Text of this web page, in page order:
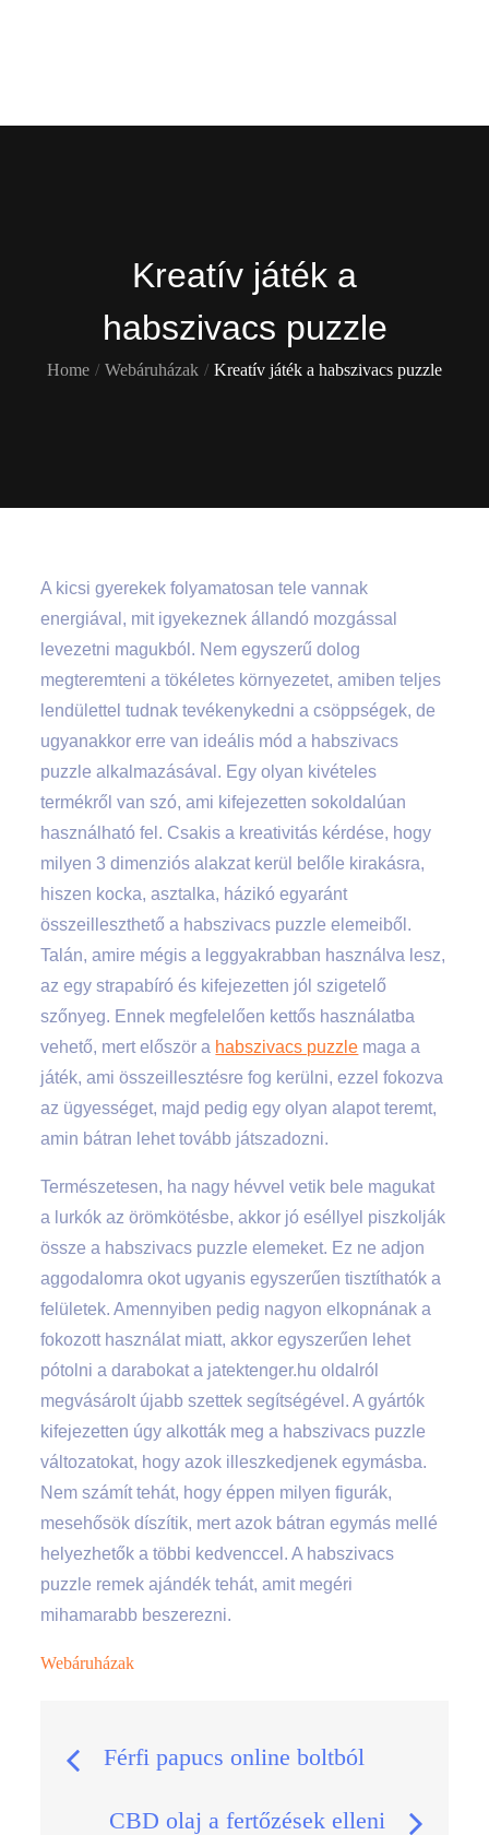
Kreatív játék a
habszivacs puzzle
Home Webáruházak Kreatív játék a habszivacs puzzle
A kicsi gyerekek folyamatosan tele vannak
energiával, mit igyekeznek állandó mozgással
levezetni magukból. Nem egyszerű dolog
megteremteni a tökéletes környezetet, amiben teljes
lendülettel tudnak tevékenykedni a csöppségek, de
ugyanakkor erre van ideális mód a habszivacs
puzzle alkalmazásával. Egy olyan kivételes
termékről van szó, ami kifejezetten sokoldalúan
használható fel. Csakis a kreativitás kérdése, hogy
milyen 3 dimenziós alakzat kerül belőle kirakásra,
hiszen kocka, asztalka, házikó egyaránt
összeilleszthető a habszivacs puzzle elemeiből.
Talán, amire mégis a leggyakrabban használva lesz,
az egy strapabíró és kifejezetten jól szigetelő
szőnyeg. Ennek megfelelően kettős használatba
vehető, mert először a habszivacs puzzle maga a
játék, ami összeillesztésre fog kerülni, ezzel fokozva
az ügyességet, majd pedig egy olyan alapot teremt,
amin bátran lehet tovább játszadozni.
Természetesen, ha nagy hévvel vetik bele magukat
a lurkók az örömkötésbe, akkor jó eséllyel piszkolják
össze a habszivacs puzzle elemeket. Ez ne adjon
aggodalomra okot ugyanis egyszerűen tisztíthatók a
felületek. Amennyiben pedig nagyon elkopnának a
fokozott használat miatt, akkor egyszerűen lehet
pótolni a darabokat a jatektenger.hu oldalról
megvásárolt újabb szettek segítségével. A gyártók
kifejezetten úgy alkották meg a habszivacs puzzle
változatokat, hogy azok illeszkedjenek egymásba.
Nem számít tehát, hogy éppen milyen figurák,
mesehősök díszítik, mert azok bátran egymás mellé
helyezhetők a többi kedvenccel. A habszivacs
puzzle remek ajándék tehát, amit megéri
mihamarabb beszerezni.
Webáruházak
Bejegyzés
navigáció
Férfi papucs online boltból
CBD olaj a fertőzések elleni